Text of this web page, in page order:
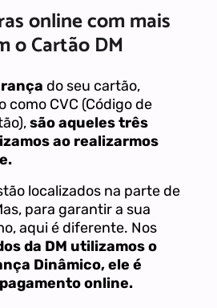
online com mais
o Cartão DM
do seu cartão,
CVC (Código de
são aqueles três
ao realizarmos
localizados na parte de
para garantir a sua
aqui é diferente. Nos
da DM utilizamos o
Dinâmico, ele é
online.